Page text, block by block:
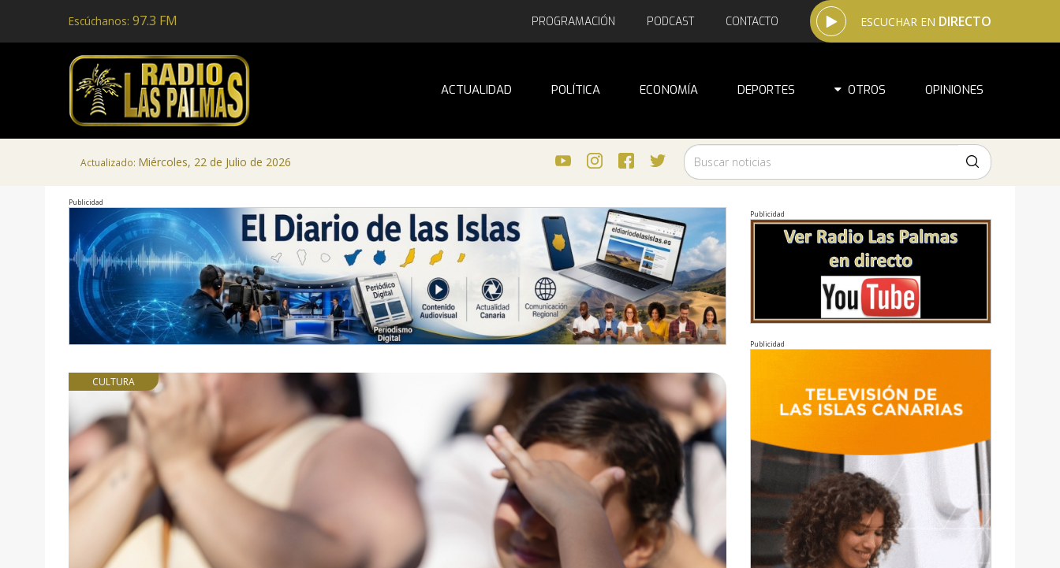
Escúchanos: 97.3 FM ESCUCHAR EN DIRECTO
PROGRAMACIÓN PODCAST CONTACTO
ACTUALIDAD POLÍTICA ECONOMÍA DEPORTES OTROS OPINIONES
Actualizado: Miércoles, 22 de Julio de 2026
Publicidad
CULTURA
Publicidad
Publicidad